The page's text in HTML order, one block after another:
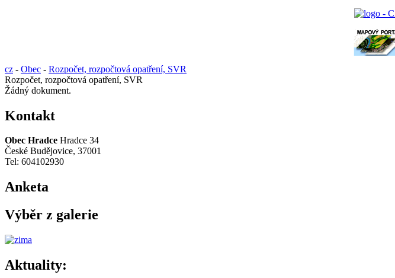
cz - Obec - Rozpočet, rozpočtová opatření, SVR
Rozpočet, rozpočtová opatření, SVR
Žádný dokument.
Kontakt
Obec Hradce Hradce 34
České Budějovice, 37001
Tel: 604102930
Anketa
Výběr z galerie
Aktuality: